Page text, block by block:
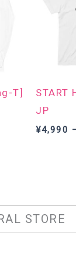
T]
START
JP
¥4,990
STORE